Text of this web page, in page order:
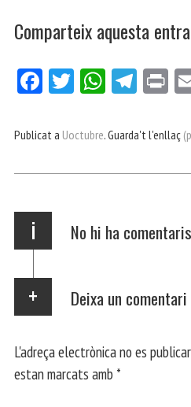
Comparteix aquesta
Fa
bo
Tw
er
W
ts
p
Te
gr
m
Pri
Publicat a Uoctubre. Guarda't l'enllaç
i No hi ha comentaris
Deixa un comentari
L'adreça electrònica no es
estan marcats amb *